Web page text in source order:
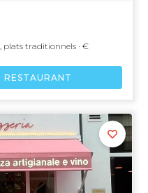
plats traditionnels · €
RESTAURANT